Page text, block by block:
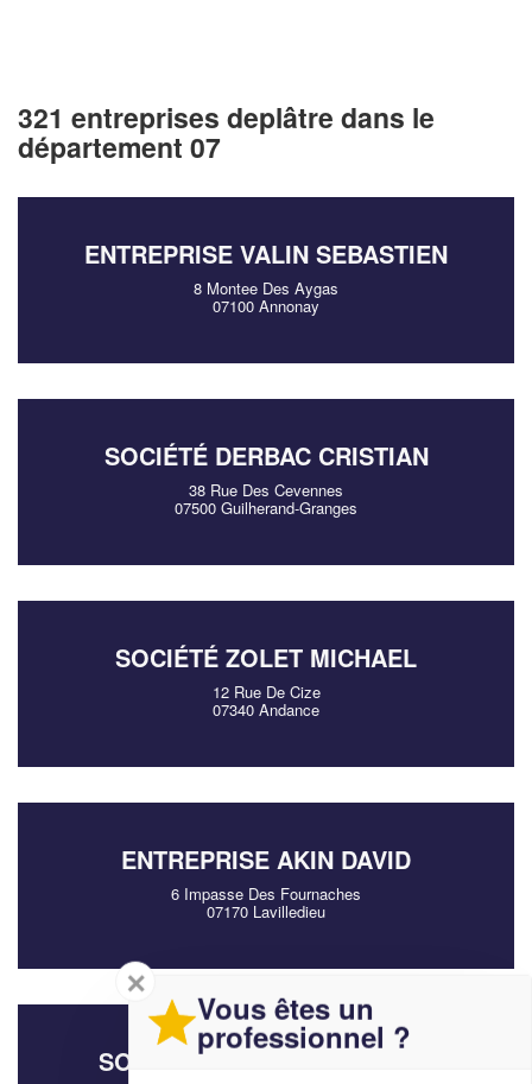
321 entreprises deplâtre dans le
département 07
ENTREPRISE VALIN SEBASTIEN
8 Montee Des Aygas
07100 Annonay
SOCIÉTÉ DERBAC CRISTIAN
38 Rue Des Cevennes
07500 Guilherand-Granges
SOCIÉTÉ ZOLET MICHAEL
12 Rue De Cize
07340 Andance
ENTREPRISE AKIN DAVID
6 Impasse Des Fournaches
07170 Lavilledieu
SOCIÉTÉ CHAMBRON EDWIN
✕
Vous êtes un
professionnel ?